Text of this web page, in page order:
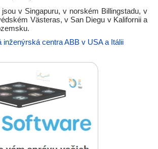
v Singapuru, v norském Billingstadu, v
Västeras, v San Diegu v Kalifornii a
inženýrská centra ABB v USA a Itálii